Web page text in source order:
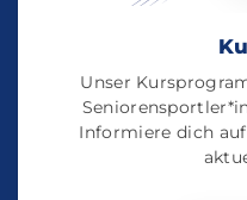
Unser
Informiere dich